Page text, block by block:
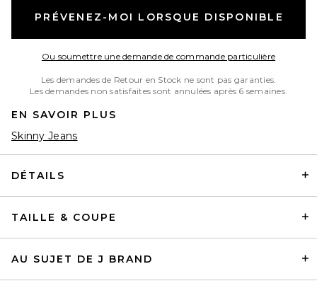
PRÉVENEZ-MOI LORSQUE DISPONIBLE
Ou soumettre une demande de commande particulièreOpens in
Les demandes de Retour en Stock ne sont pas garanties.
Les demandes non satisfaites sont annulées après 6 semaines.
EN SAVOIR PLUS
Skinny Jeans
DÉTAILS
TAILLE & COUPE
AU SUJET DE J BRAND